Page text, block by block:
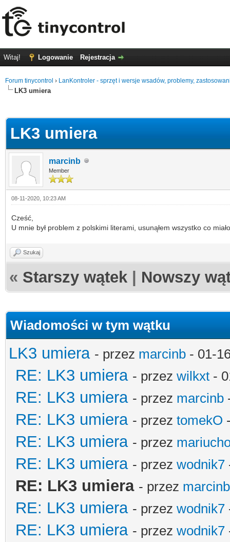
Witaj! Logowanie Rejestracja
Forum tinycontrol › LanKontroler - sprzęt i wersje wsadów, problemy,
LK3 umiera
LK3 umiera
marcinb
Member
08-11-2020, 10:23 AM
Cześć,
U mnie był problem z polskimi literami, usunąłem wszystko co
Szukaj
« Starszy wątek Nowszy
Wiadomości w tym wątku
LK3 umiera - przez marcinb - 01-
RE: LK3 umiera - przez wilkxt -
RE: LK3 umiera - przez marcinb
RE: LK3 umiera - przez tomekO
RE: LK3 umiera - przez
RE: LK3 umiera - przez wodnik7
RE: LK3 umiera - przez marcinb
RE: LK3 umiera - przez wodnik7
RE: LK3 umiera - przez wodnik7